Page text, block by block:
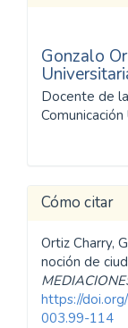
Gonzalo
Docente de
Comunicación
Cómo citar
Ortiz Charry,
noción de
https://
003.99-114